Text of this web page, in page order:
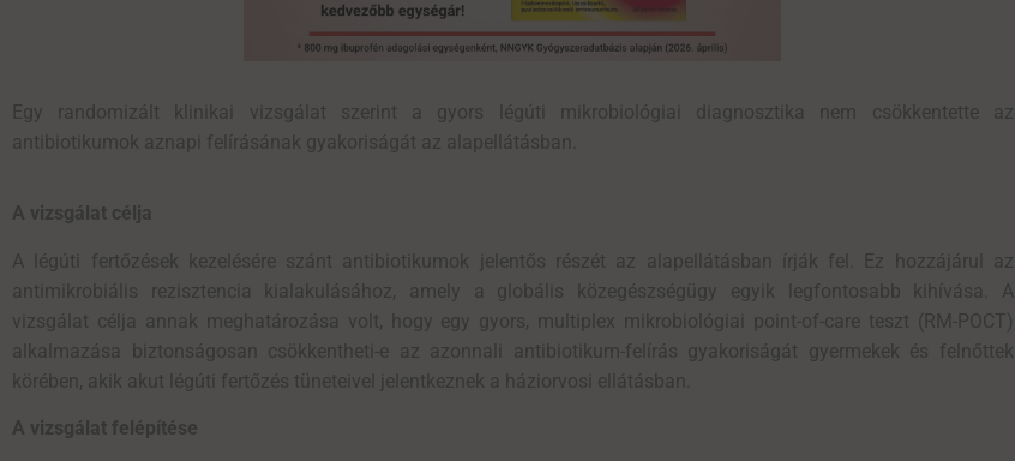
Egy randomizált klinikai vizsgálat szerint a gyors légúti mikrobiológiai diagnosztika nem csökkentette az
antibiotikumok aznapi felírásának gyakoriságát az alapellátásban.
A vizsgálat célja
A légúti fertőzések kezelésére szánt antibiotikumok jelentős részét az alapellátásban írják fel. Ez hozzájárul az
antimikrobiális rezisztencia kialakulásához, amely a globális közegészségügy egyik legfontosabb kihívása. A
vizsgálat célja annak meghatározása volt, hogy egy gyors, multiplex mikrobiológiai point-of-care teszt (RM-POCT)
alkalmazása biztonságosan csökkentheti-e az azonnali antibiotikum-felírás gyakoriságát gyermekek és felnőttek
körében, akik akut légúti fertőzés tüneteivel jelentkeznek a háziorvosi ellátásban.
A vizsgálat felépítése